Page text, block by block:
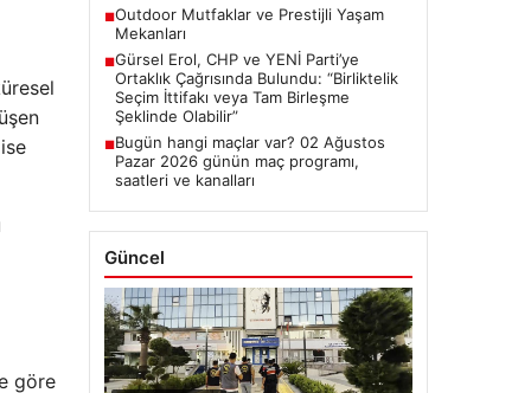
göre
■Outdoor Mutfaklar ve Prestijli Yaşam
Mekanları
■Gürsel Erol, CHP ve YENİ Parti’ye
Ortaklık Çağrısında Bulundu: “Birliktelik
Seçim İttifakı veya Tam Birleşme
Şeklinde Olabilir”
■Bugün hangi maçlar var? 02 Ağustos
Pazar 2026 günün maç programı,
saatleri ve kanalları
Güncel